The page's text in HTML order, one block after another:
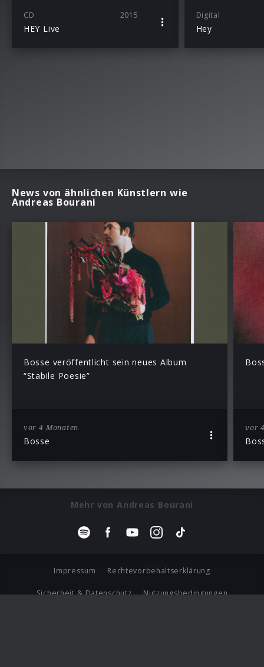
CD 2015
HEY Live
Digital
Hey
News von ähnlichen Künstlern wie
Andreas Bourani
Bosse veröffentlicht sein neues Album
“Stabile Poesie”
vor 4 Monaten
Bosse
vor
Mehr von Andreas Bourani
Impressum Rechtevorbehaltserklärung
Sicherheit & Datenschutz Nutzungsbedingungen